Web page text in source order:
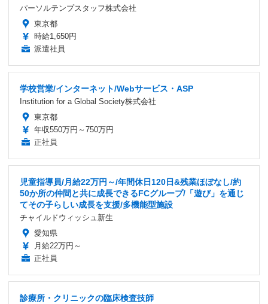
パーソルテンプスタッフ株式会社
東京都
時給1,650円
派遣社員
学校営業/インターネット/Webサービス・ASP
Institution for a Global Society株式会社
東京都
年収550万円～750万円
正社員
児童指導員/月給22万円～/年間休日120日&残業ほぼなし/約
50か所の仲間と共に成長できるFCグループ/「遊び」を通じ
てその子らしい成長を支援/多機能型施設
チャイルドウィッシュ新生
愛知県
月給22万円～
正社員
診療所・クリニックの臨床検査技師